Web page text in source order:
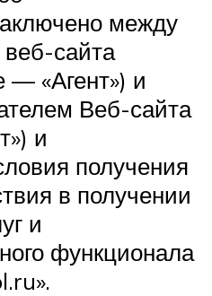
между
сайта
— «Агент») и
Веб-сайта
и
получения
в получении
и
функционала